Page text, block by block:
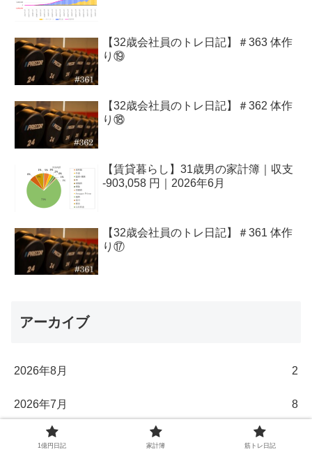
【32歳会社員のトレ日記】＃363 体作
り⑲
【32歳会社員のトレ日記】＃362 体作
り⑱
【賃貸暮らし】31歳男の家計簿｜収支
-903,058 円｜2026年6月
【32歳会社員のトレ日記】＃361 体作
り⑰
アーカイブ
2026年8月 2
2026年7月 8
2026年6月
1億円日記 家計簿 筋トレ日記